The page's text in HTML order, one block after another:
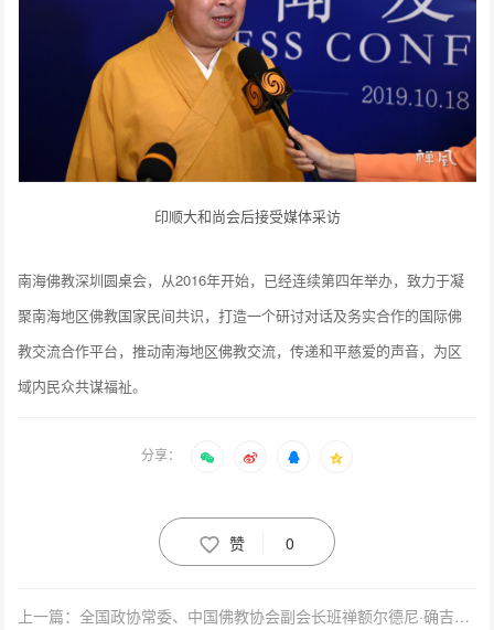
印顺大和尚会后接受媒体采访
南海佛教深圳圆桌会，从2016年开始，已经连续第四年举办，致力于凝
聚南海地区佛教国家民间共识，打造一个研讨对话及务实合作的国际佛
教交流合作平台，推动南海地区佛教交流，传递和平慈爱的声音，为区
域内民众共谋福祉。
分享：
赞 0
上一篇：全国政协常委、中国佛教协会副会长班禅额尔德尼·确吉杰布到访大慈恩寺